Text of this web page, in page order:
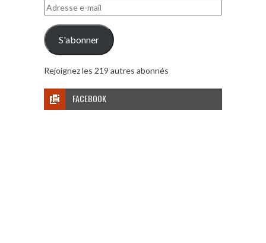
Adresse
e-
mail
S'abonner
Rejoignez les 219 autres abonnés
FACEBOOK